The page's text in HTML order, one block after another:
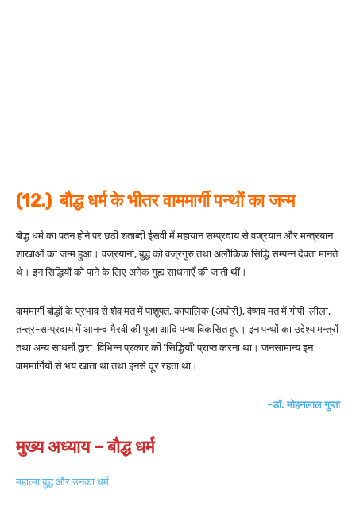
(12.) बौद्ध धर्म के भीतर वाममार्गी पन्थों का जन्म
बौद्ध धर्म का पतन होने पर छठी शताब्दी ईसवी में महायान सम्प्रदाय से वज्रयान और मन्त्रयान
शाखाओं का जन्म हुआ। वज्रयानी, बुद्ध को वज्रगुरु तथा अलौकिक सिद्धि सम्पन्न देवता मानते
थे। इन सिद्धियों को पाने के लिए अनेक गुह्य साधनाएँ की जाती थीं।
वाममार्गी बौद्धों के प्रभाव से शैव मत में पाशुपत, कापालिक (अघोरी), वैष्णव मत में गोपी-लीला,
तन्त्र-सम्प्रदाय में आनन्द भैरवी की पूजा आदि पन्थ विकसित हुए। इन पन्थों का उद्देश्य मन्त्रों
तथा अन्य साधनों द्वारा विभिन्न प्रकार की ‘सिद्धियाँ’ प्राप्त करना था। जनसामान्य इन
वाममार्गियों से भय खाता था तथा इनसे दूर रहता था।
-डॉ. मोहनलाल गुप्ता
मुख्य अध्याय – बौद्ध धर्म
महात्मा बुद्ध और उनका धर्म